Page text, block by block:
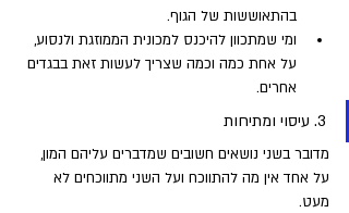
בהתאוששות של הגוף.
ומי שמתכוון להיכנס למכונית הממוזגת ולנסוע,
על אחת כמה וכמה שצריך לעשות זאת בבגדים
אחרים.
3. עיסוי ומתיחות
מדובר בשני נושאים חשובים שמדברים עליהם המון,
על אחד אין מה להתווכח ועל השני מתווכחים לא
מעט.